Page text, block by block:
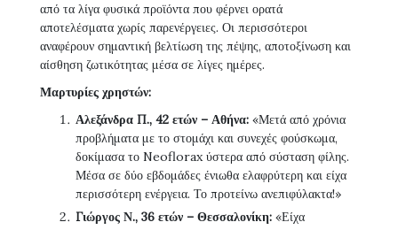
από τα λίγα φυσικά προϊόντα που φέρνει ορατά
αποτελέσματα χωρίς παρενέργειες. Οι περισσότεροι
αναφέρουν σημαντική βελτίωση της πέψης, αποτοξίνωση και
αίσθηση ζωτικότητας μέσα σε λίγες ημέρες.
Μαρτυρίες χρηστών:
Αλεξάνδρα Π., 42 ετών – Αθήνα: «Μετά από χρόνια
προβλήματα με το στομάχι και συνεχές φούσκωμα,
δοκίμασα το Neoflorax ύστερα από σύσταση φίλης.
Μέσα σε δύο εβδομάδες ένιωθα ελαφρύτερη και είχα
περισσότερη ενέργεια. Το προτείνω ανεπιφύλακτα!»
Γιώργος Ν., 36 ετών – Θεσσαλονίκη: «Είχα